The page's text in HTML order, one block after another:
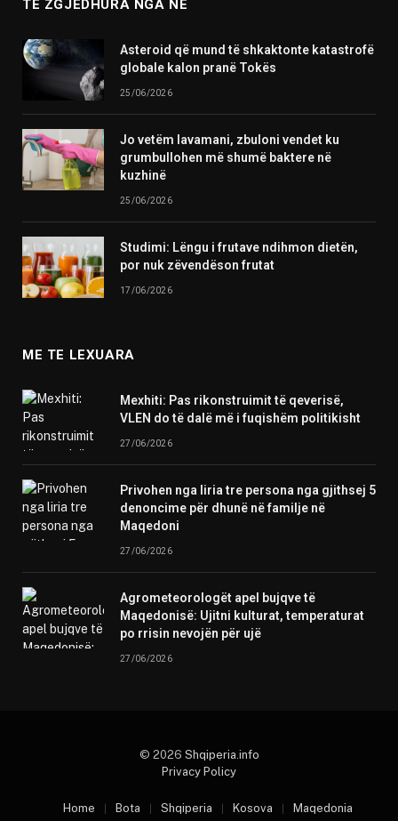
TE ZGJEDHURA NGA NE
Asteroid që mund të shkaktonte katastrofë
globale kalon pranë Tokës
25/06/2026
Jo vetëm lavamani, zbuloni vendet ku
grumbullohen më shumë baktere në
kuzhinë
25/06/2026
Studimi: Lëngu i frutave ndihmon dietën,
por nuk zëvendëson frutat
17/06/2026
ME TE LEXUARA
Mexhiti: Pas rikonstruimit të qeverisë,
VLEN do të dalë më i fuqishëm politikisht
27/06/2026
Privohen nga liria tre persona nga gjithsej 5
denoncime për dhunë në familje në
Maqedoni
27/06/2026
Agrometeorologët apel bujqve të
Maqedonisë: Ujitni kulturat, temperaturat
po rrisin nevojën për ujë
27/06/2026
© 2026 Shqiperia.info
Privacy Policy
Home Bota Shqiperia Kosova Maqedonia